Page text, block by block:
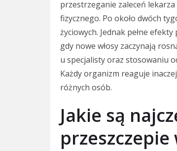
przestrzeganie zaleceń
fizycznego. Po około dwóch
życiowych. Jednak pełne
gdy nowe włosy zaczynają
u specjalisty oraz stosowaniu
Każdy organizm reaguje
różnych osób.
Jakie są
przeszczepie